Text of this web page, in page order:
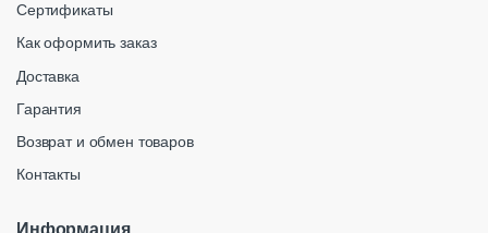
Сертификаты
Как оформить заказ
Доставка
Гарантия
Возврат и обмен товаров
Контакты